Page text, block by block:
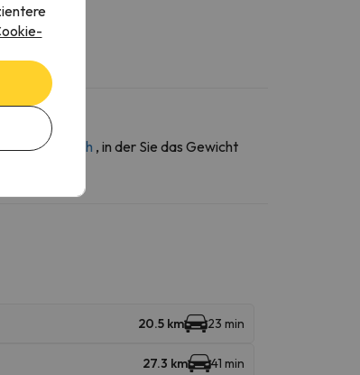
, in der Sie das Gewicht
20.5 km 23 min
27.3 km 41 min